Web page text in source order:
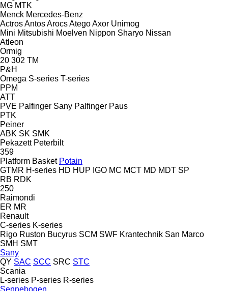
MG MTK
Menck Mercedes-Benz
ActrosAntosArocsAtegoAxor Unimog
Mini Mitsubishi Moelven Nippon Sharyo Nissan
Atleon
Ormig
20 302 TM
P&H
Omega S-series T-series
PPM
ATT
PVE Palfinger Sany Palfinger Paus
PTK
Peiner
ABK SK SMK
Pekazett Peterbilt
359
Platform Basket Potain
GTMR H-series HD HUP IGO MC MCT MD MDT SP
RB RDK
250
Raimondi
ER MR
Renault
C-series K-series
Rigo Ruston Bucyrus SCM SWF Krantechnik San Marco
SMH SMT
Sany
QY SAC SCC SRC STC
Scania
L-series P-series R-series
Sennebogen